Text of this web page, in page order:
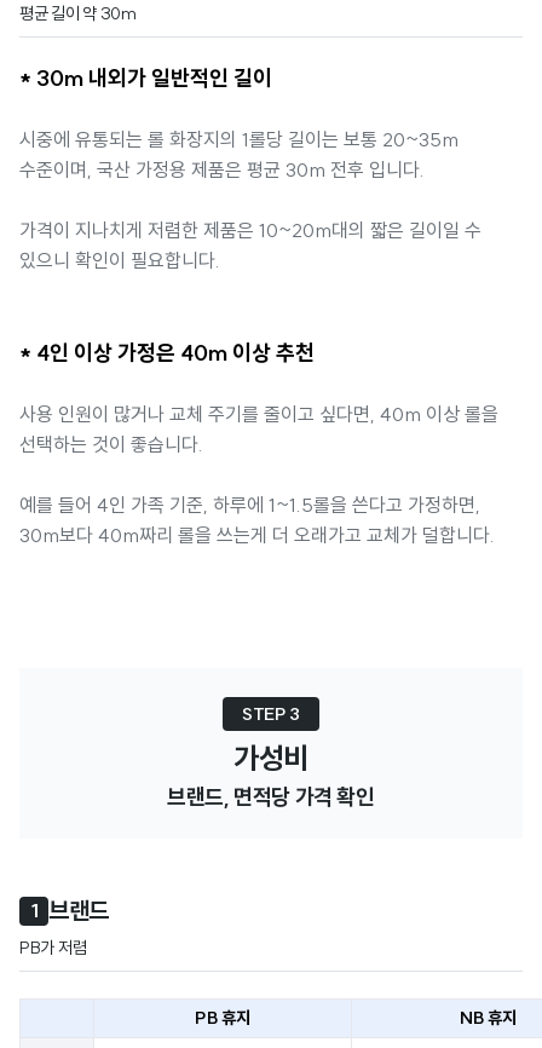
평균 길이 약 30m
* 30m 내외가 일반적인 길이
시중에 유통되는 롤 화장지의 1롤당 길이는 보통 20~35m
수준이며, 국산 가정용 제품은 평균 30m 전후 입니다.
가격이 지나치게 저렴한 제품은 10~20m대의 짧은 길이일 수
있으니 확인이 필요합니다.
* 4인 이상 가정은 40m 이상 추천
사용 인원이 많거나 교체 주기를 줄이고 싶다면, 40m 이상 롤을
선택하는 것이 좋습니다.
예를 들어 4인 가족 기준, 하루에 1~1.5롤을 쓴다고 가정하면,
30m보다 40m짜리 롤을 쓰는게 더 오래가고 교체가 덜합니다.
STEP 3
가성비
브랜드, 면적당 가격 확인
1 브랜드
PB가 저렴
PB 휴지
NB 휴지